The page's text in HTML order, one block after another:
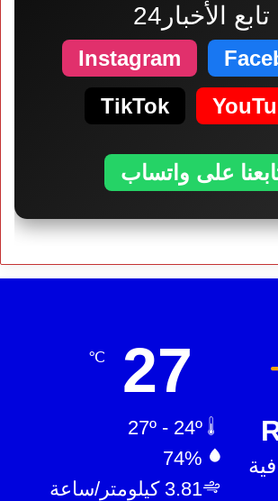
تابع الأخبار24
Instagram
TikTok
على واتساب
27
℃
74%
3.81 كيلومتر/ساعة